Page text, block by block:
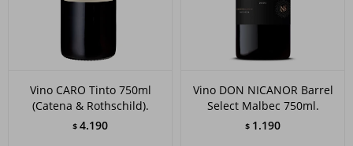
Vino CARO Tinto 750ml
(Catena & Rothschild).
$ 4.190
Vino DON NICANOR Barrel
Select Malbec 750ml.
$ 1.190